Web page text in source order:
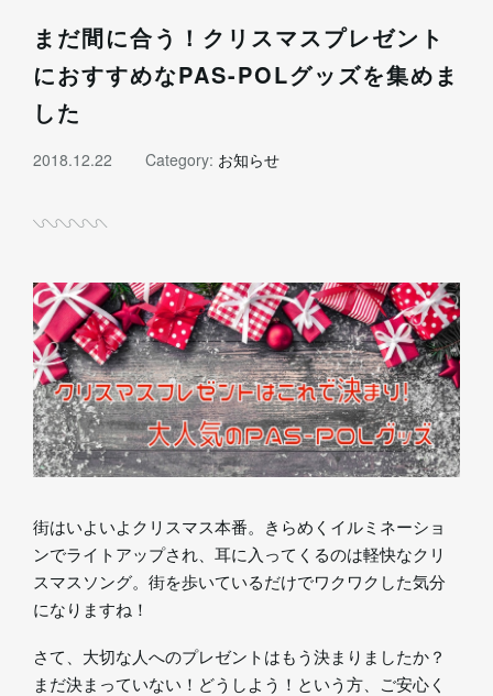
まだ間に合う！クリスマスプレゼント
におすすめなPAS-POLグッズを集めま
した
2018.12.22 Category: お知らせ
街はいよいよクリスマス本番。きらめくイルミネーショ
ンでライトアップされ、耳に入ってくるのは軽快なクリ
スマスソング。街を歩いているだけでワクワクした気分
になりますね！
さて、大切な人へのプレゼントはもう決まりましたか？
まだ決まっていない！どうしよう！という方、ご安心く